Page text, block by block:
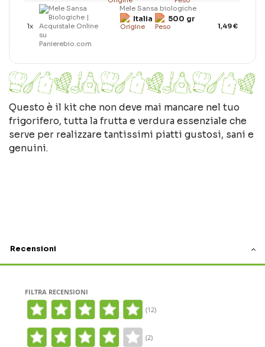
1x
Mele Sansa biologiche
Italia 500 gr
1,49 €
Questo è il kit che non deve mai mancare nel tuo
frigorifero, tutta la frutta e verdura essenziale che
serve per realizzare tantissimi piatti gustosi, sani e
genuini.
Recensioni
FILTRA RECENSIONI
(12)
(2)